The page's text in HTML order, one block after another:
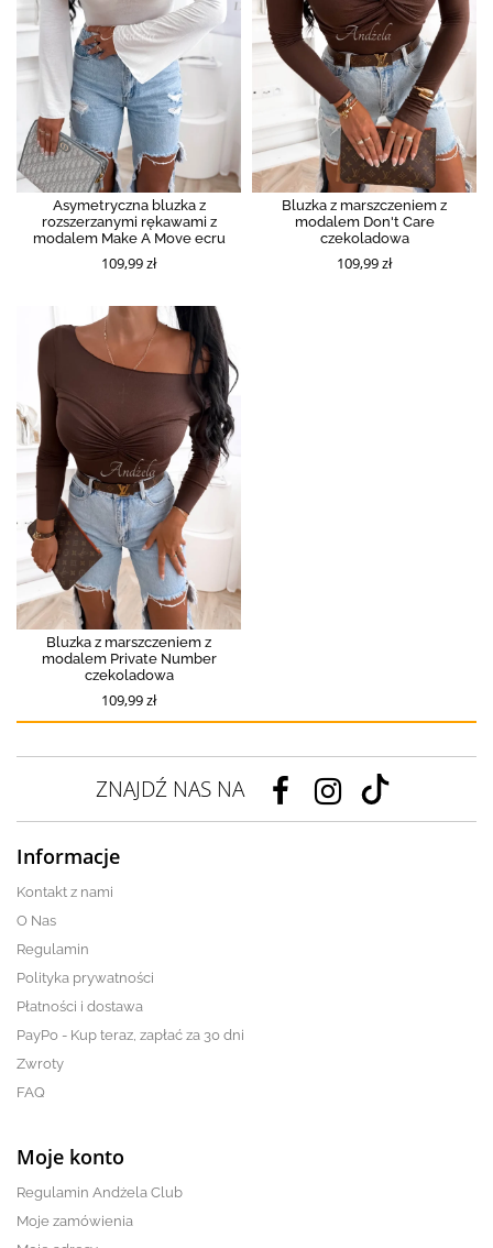
Asymetryczna bluzka z
rozszerzanymi rękawami z
modalem Make A Move ecru
109,99 zł
Bluzka z marszczeniem z
modalem Don't Care
czekoladowa
109,99 zł
Bluzka z marszczeniem z
modalem Private Number
czekoladowa
109,99 zł
ZNAJDŹ NAS NA
Informacje
Kontakt z nami
O Nas
Regulamin
Polityka prywatności
Płatności i dostawa
PayPo - Kup teraz, zapłać za 30 dni
Zwroty
FAQ
Moje konto
Regulamin Andżela Club
Moje zamówienia